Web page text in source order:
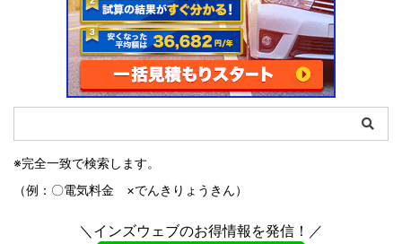
※完全一致で検索します。
（例：〇電気料金 ×でんきりょうきん）
＼インズウェブのお得情報を発信！／